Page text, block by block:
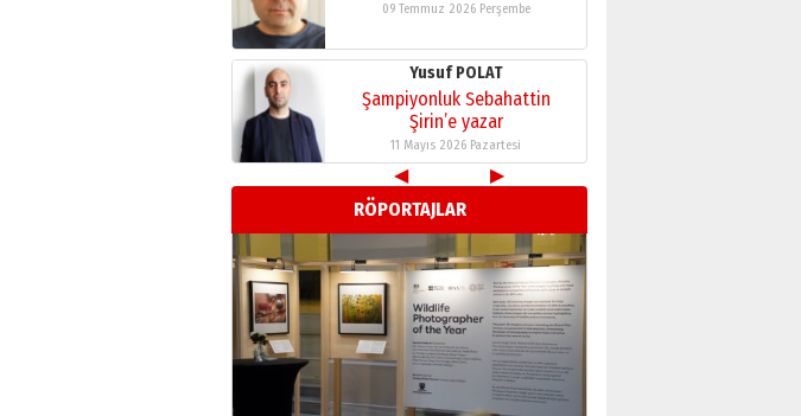
09 Temmuz 2026 Perşembe
Yusuf POLAT
Şampiyonluk Sebahattin
Şirin’e yazar
11 Mayıs 2026 Pazartesi
Neşat YALÇIN
Paranın Aile Kültüründeki Yeri
03 Ağustos 2026 Pazartesi
Yıldırım Gündoğdu
HAVVA’NIN ÜÇ KIZI
09 Temmuz 2026 Perşembe
◀
▶
RÖPORTAJLAR